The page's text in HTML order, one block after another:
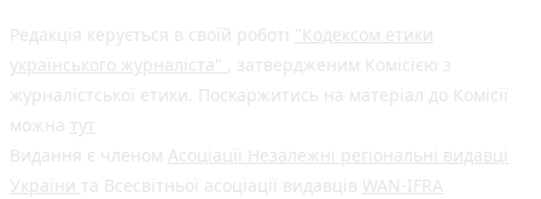
Редакція керується в своїй роботі "Кодексом етики
українського журналіста" , затвердженим Комісією з
журналістської етики. Поскаржитись на матеріал до Комісії
можна тут
Видання є членом Асоціації Незалежні регіональні видавці
України та Всесвітньої асоціації видавців WAN-IFRA